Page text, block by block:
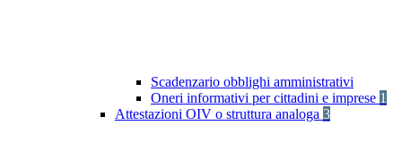
Scadenzario obblighi amministrativi
Oneri informativi per cittadini e imprese 1
Attestazioni OIV o struttura analoga 3